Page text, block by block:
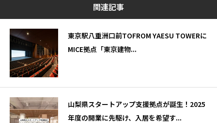
関連記事
東京駅八重洲口前TOFROM YAESU TOWERに
MICE拠点「東京建物...
山梨県スタートアップ支援拠点が誕生！2025
年度の開業に先駆け、入居を希望す...